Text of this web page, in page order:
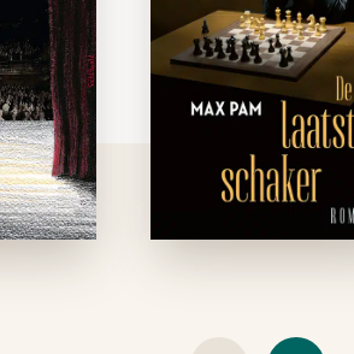
liep bij
eerste
lang
het
zoals
bij …
In de roman
laatste schaker
de
beschreven
het perspectief
de eens
grootmeester
Sanders. Hij
ervaren hoe
schaken van een